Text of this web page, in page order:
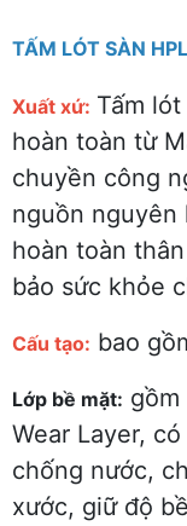
TẤM LÓT SÀN
Xuất xứ: Tấm
hoàn toàn từ
chuyền công
nguồn nguyên
hoàn toàn
bảo sức khỏe
Cấu tạo: bao
Lớp bề mặt: gồm
Wear Layer,
chống nước,
xước, giữ độ